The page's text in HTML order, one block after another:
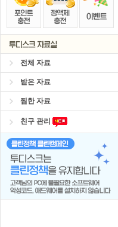
전체 자료
받은 자료
찜한 자료
친구 관리